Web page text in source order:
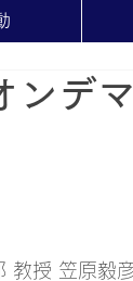
デマ
教授 笠原毅